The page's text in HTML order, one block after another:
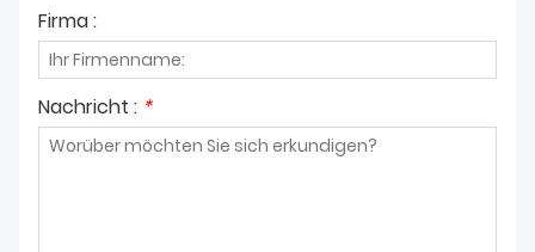
Firma :
Nachricht : *